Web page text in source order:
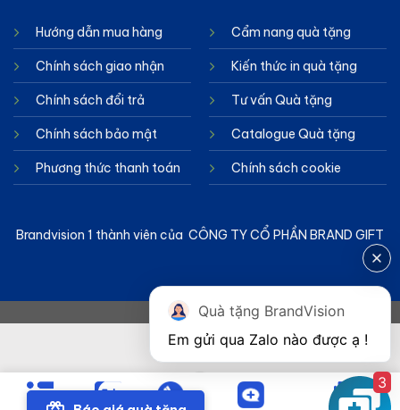
Hướng dẫn mua hàng
Chính sách giao nhận
Chính sách đổi trả
Chính sách bảo mật
Phương thức thanh toán
Cẩm nang quà tặng
Kiến thức in quà tặng
Tư vấn Quà tặng
Catalogue Quà tặng
Chính sách cookie
Brandvision 1 thành viên của CÔNG TY CỔ PHẦN BRAND GIFT
Quà tặng BrandVision
3